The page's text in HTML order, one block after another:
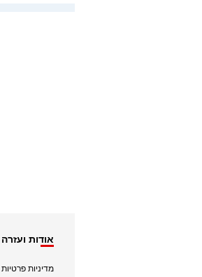
אודות ועזרה
מדיניות פרטיות